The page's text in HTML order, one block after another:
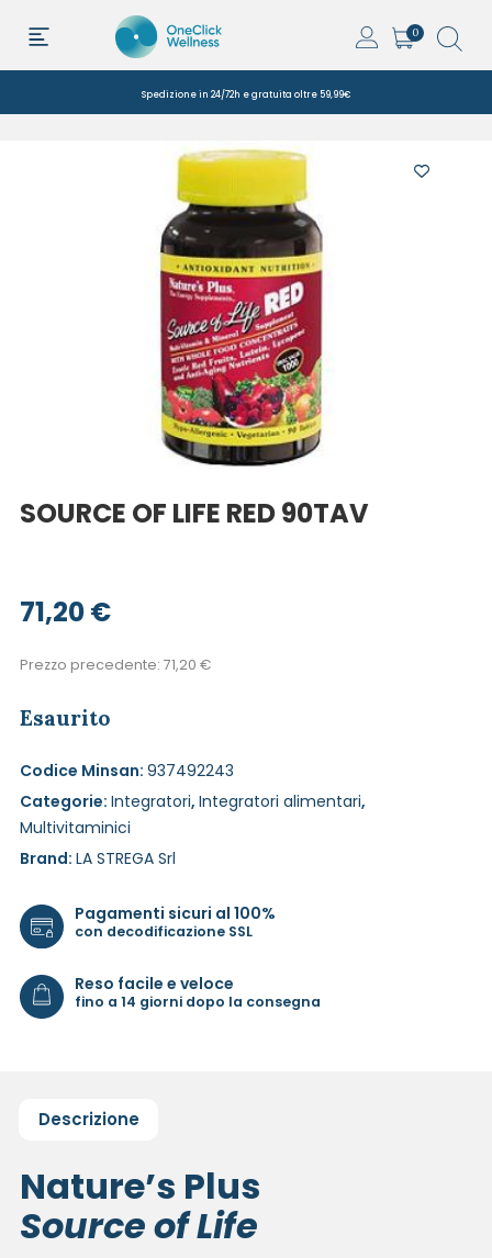
0
Spedizione in 24/72h e gratuita oltre 59,99€
SOURCE OF LIFE RED 90TAV
71,20€
Prezzo precedente: 71,20 €
Esaurito
Codice Minsan: 937492243
Categorie: Integratori, Integratori alimentari,
Multivitaminici
Brand: LA STREGA Srl
Pagamenti sicuri al 100%
con decodificazione SSL
Reso facile e veloce
fino a 14 giorni dopo la consegna
Descrizione
Nature’s Plus
Source of Life